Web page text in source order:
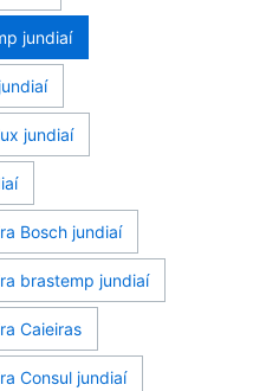
jundiaí
jundiaí
Bosch jundiaí
brastemp jundiaí
Caieiras
Consul jundiaí